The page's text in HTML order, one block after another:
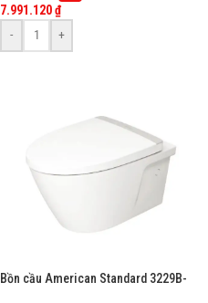
7.991.120₫
-
+
Bồn cầu American Standard 3229B-